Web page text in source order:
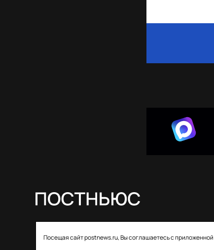
Посещая сайт postnews.ru, Вы соглашаетесь с приложенной
о регистрации СМИ: ЭЛ № ФС 77–85757 от 22 августа